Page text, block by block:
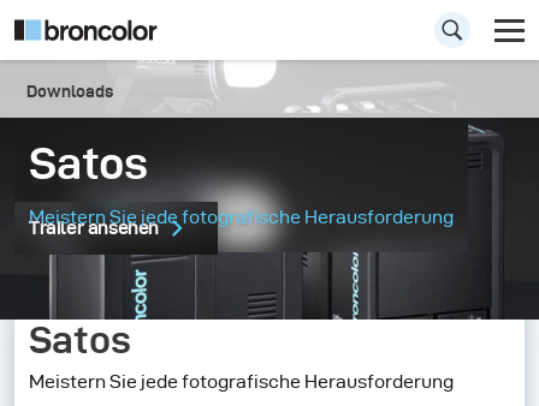
Downloads
Satos
Meistern Sie jede fotografische Herausforderung
Trailer ansehen
Satos
Meistern Sie jede fotografische Herausforderung